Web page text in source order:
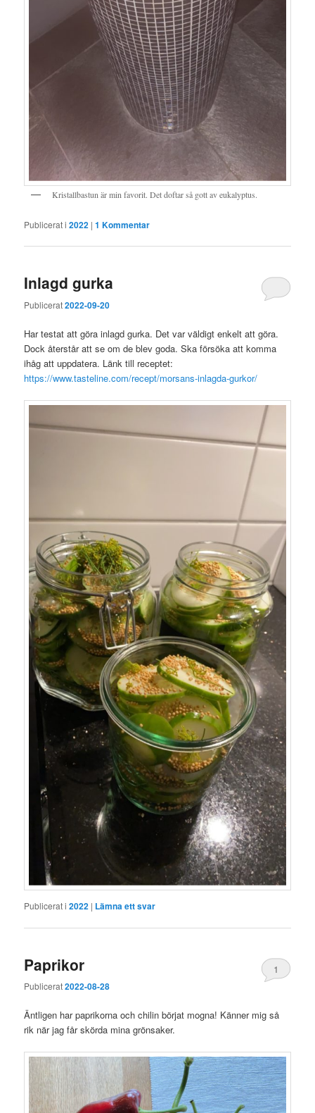
Kristallbastun är min favorit. Det doftar så gott av eukalyptus.
Publicerat i 2022 |1 Kommentar
Inlagd gurka
Publicerat2022-09-20
Har testat att göra inlagd gurka. Det var väldigt enkelt att göra.
Dock återstår att se om de blev goda. Ska försöka att komma
ihåg att uppdatera. Länk till receptet:
https://www.tasteline.com/recept/morsans-inlagda-gurkor/
Publicerat i 2022 | Lämna ett svar
Paprikor
Publicerat2022-08-28
1
Äntligen har paprikorna och chilin börjat mogna! Känner mig så
rik när jag får skörda mina grönsaker.